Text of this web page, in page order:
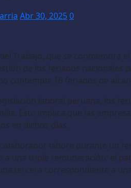
Abr 30, 20250
Trabajo, que se conmemora
de los feriados nacionales
contempla 16 feriados de
laboral peruana, los
Esto implica que las
en dichos días.
colaborador labore durante un
a una triple remuneración: el
tercera correspondiente a